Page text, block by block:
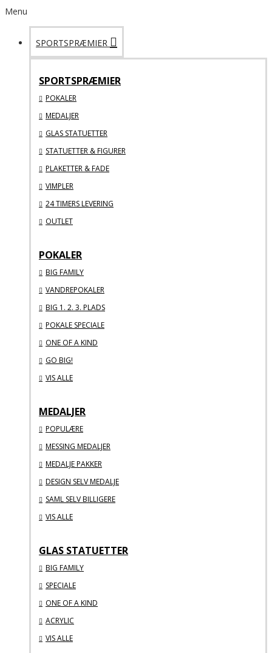
Menu
SPORTSPRÆMIER
SPORTSPRÆMIER
POKALER
MEDALJER
GLAS STATUETTER
STATUETTER & FIGURER
PLAKETTER & FADE
VIMPLER
24 TIMERS LEVERING
OUTLET
POKALER
BIG FAMILY
VANDREPOKALER
BIG 1. 2. 3. PLADS
POKALE SPECIALE
ONE OF A KIND
GO BIG!
VIS ALLE
MEDALJER
POPULÆRE
MESSING MEDALJER
MEDALJE PAKKER
DESIGN SELV MEDALJE
SAML SELV BILLIGERE
VIS ALLE
GLAS STATUETTER
BIG FAMILY
SPECIALE
ONE OF A KIND
ACRYLIC
VIS ALLE